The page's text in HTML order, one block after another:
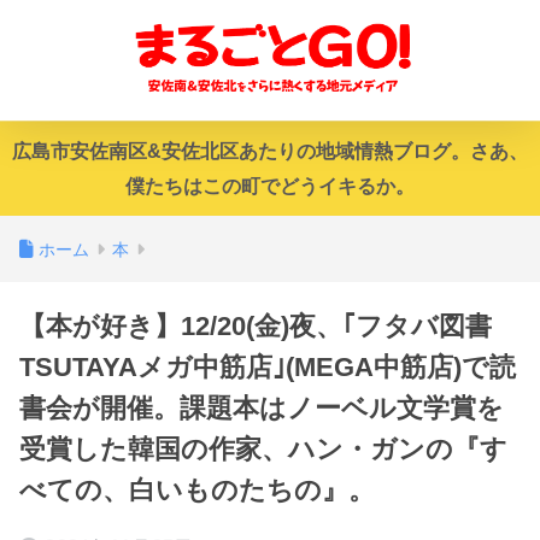
広島市安佐南区&安佐北区あたりの地域情熱ブログ。さあ、
僕たちはこの町でどうイキるか。
ホーム 本
【本が好き】12/20(金)夜、｢フタバ図書
TSUTAYAメガ中筋店｣(MEGA中筋店)で読
書会が開催。課題本はノーベル文学賞を
受賞した韓国の作家、ハン・ガンの『す
べての、白いものたちの』。